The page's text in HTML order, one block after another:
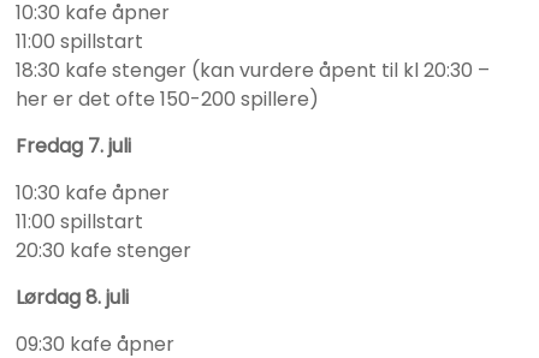
10:30 kafe åpner
11:00 spillstart
18:30 kafe stenger (kan vurdere åpent til kl 20:30 –
her er det ofte 150-200 spillere)
Fredag 7. juli
10:30 kafe åpner
11:00 spillstart
20:30 kafe stenger
Lørdag 8. juli
09:30 kafe åpner